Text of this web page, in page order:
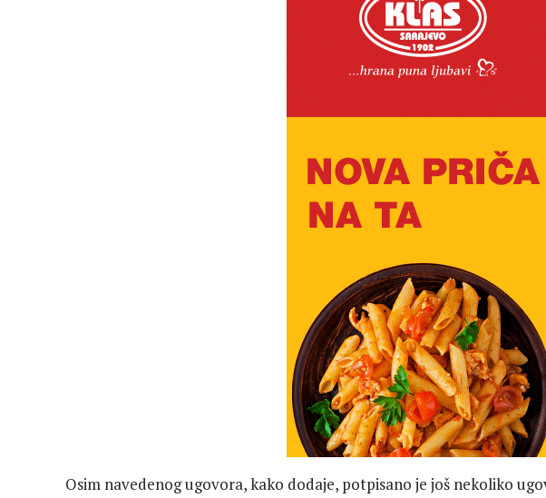
Osim navedenog ugovora, kako dodaje, potpisano je još nekoliko